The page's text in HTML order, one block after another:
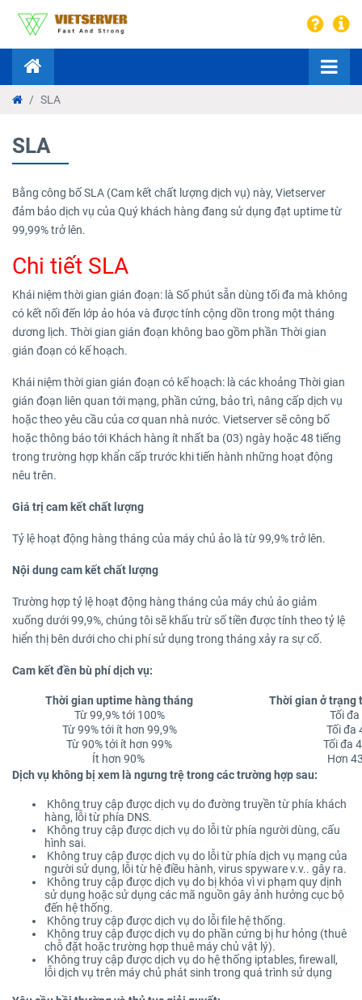
SLA
SLA
Bằng công bố SLA (Cam kết chất lượng dịch vụ) này, Vietserver
đảm bảo dịch vụ của Quý khách hàng đang sử dụng đạt uptime từ
99,99% trở lên.
Chi tiết SLA
Khái niệm thời gian gián đoạn: là Số phút sẵn dùng tối đa mà không
có kết nối đến lớp ảo hóa và được tính cộng dồn trong một tháng
dương lịch. Thời gian gián đoạn không bao gồm phần Thời gian
gián đoạn có kế hoạch.
Khái niệm thời gian gián đoạn có kế hoạch: là các khoảng Thời gian
gián đoạn liên quan tới mạng, phần cứng, bảo trì, nâng cấp dịch vụ
hoặc theo yêu cầu của cơ quan nhà nước. Vietserver sẽ công bố
hoặc thông báo tới Khách hàng ít nhất ba (03) ngày hoặc 48 tiếng
trong trường hợp khẩn cấp trước khi tiến hành những hoạt động
nêu trên.
Giá trị cam kết chất lượng
Tỷ lệ hoạt động hàng tháng của máy chủ ảo là từ 99,9% trở lên.
Nội dung cam kết chất lượng
Trường hợp tỷ lệ hoạt động hàng tháng của máy chủ ảo giảm
xuống dưới 99,9%, chúng tôi sẽ khấu trừ số tiền được tính theo tỷ lệ
hiển thị bên dưới cho chi phí sử dụng trong tháng xảy ra sự cố.
Cam kết đền bù phí dịch vụ:
Thời gian uptime hàng tháng
Thời gian ở trạng
Từ 99,9% tới 100%
Tối
Từ 99% tới ít hơn 99,9%
Tối đa
Từ 90% tới ít hơn 99%
Tối đa
Ít hơn 90%
Hơn
Dịch vụ không bị xem là ngưng trệ trong các trường hợp sau:
Không truy cập được dịch vụ do đường truyền từ phía khách
hàng, lỗi từ phía DNS.
Không truy cập được dịch vụ do lỗi từ phía người dùng, cấu
hình sai.
Không truy cập được dịch vụ do lỗi từ phía dịch vụ mạng của
người sử dụng, lỗi từ hệ điều hành, virus spyware v.v.. gây ra.
Không truy cập được dịch vụ do bị khóa vì vi phạm quy dịnh
sử dụng hoặc sử dụng các mã nguồn gây ảnh hưởng cục bộ
đến hệ thống.
Không truy cập được dịch vụ do lỗi file hệ thống.
Không truy cập được dịch vụ do phần cứng bị hư hỏng (thuê
chỗ đặt hoặc trường hợp thuê máy chủ vật lý).
Không truy cập được dịch vụ do hệ thống iptables, firewall,
lỗi dịch vụ trên máy chủ phát sinh trong quá trình sử dụng